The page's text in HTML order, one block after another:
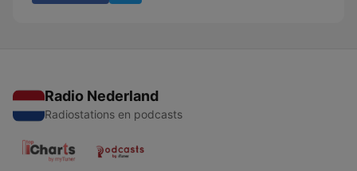
Radio Nederland
Radiostations en podcasts